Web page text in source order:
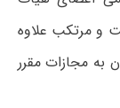
و مرتکب علاوه
( ۶) و (۷) این قانون به مجازات مقرر